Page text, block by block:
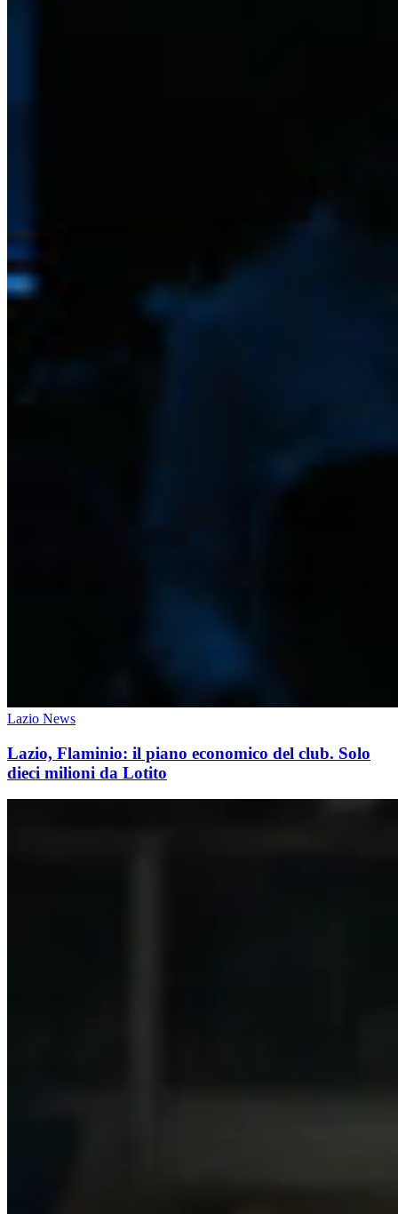
Lazio News
Lazio, Flaminio: il piano economico del club. Solo
dieci milioni da Lotito